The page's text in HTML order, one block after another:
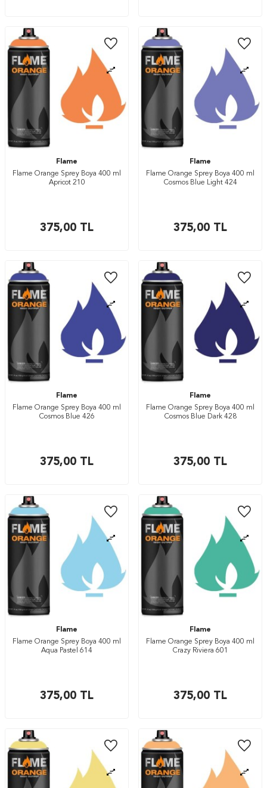
Flame
Flame Orange Sprey Boya 400 ml
Apricot 210
375,00 TL
Flame
Flame Orange Sprey Boya 400 ml
Cosmos Blue Light 424
375,00 TL
Flame
Flame Orange Sprey Boya 400 ml
Cosmos Blue 426
375,00 TL
Flame
Flame Orange Sprey Boya 400 ml
Cosmos Blue Dark 428
375,00 TL
Flame
Flame Orange Sprey Boya 400 ml
Aqua Pastel 614
375,00 TL
Flame
Flame Orange Sprey Boya 400 ml
Crazy Riviera 601
375,00 TL